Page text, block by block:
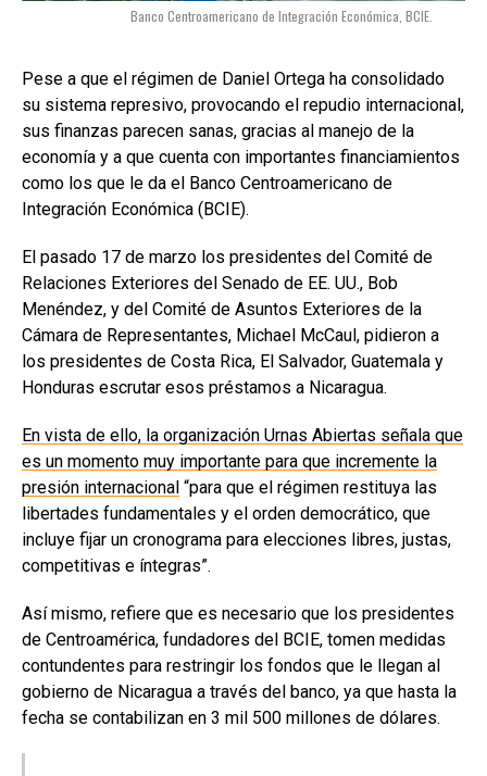
Banco Centroamericano de Integración Económica, BCIE.
Pese a que el régimen de Daniel Ortega ha consolidado
su sistema represivo, provocando el repudio internacional,
sus finanzas parecen sanas, gracias al manejo de la
economía y a que cuenta con importantes financiamientos
como los que le da el Banco Centroamericano de
Integración Económica (BCIE).
El pasado 17 de marzo los presidentes del Comité de
Relaciones Exteriores del Senado de EE. UU., Bob
Menéndez, y del Comité de Asuntos Exteriores de la
Cámara de Representantes, Michael McCaul, pidieron a
los presidentes de Costa Rica, El Salvador, Guatemala y
Honduras escrutar esos préstamos a Nicaragua.
En vista de ello, la organización Urnas Abiertas señala que
es un momento muy importante para que incremente la
presión internacional “para que el régimen restituya las
libertades fundamentales y el orden democrático, que
incluye fijar un cronograma para elecciones libres, justas,
competitivas e íntegras”.
Así mismo, refiere que es necesario que los presidentes
de Centroamérica, fundadores del BCIE, tomen medidas
contundentes para restringir los fondos que le llegan al
gobierno de Nicaragua a través del banco, ya que hasta la
fecha se contabilizan en 3 mil 500 millones de dólares.